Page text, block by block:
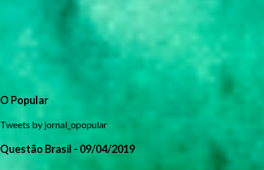
O Popular
Tweets by jornal_opopular
Questão Brasil - 09/04/2019